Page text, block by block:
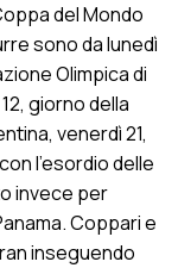
del Mondo
sono da lunedì
Olimpica di
giorno della
venerdì 21,
l’esordio delle
invece per
Coppari e
inseguendo